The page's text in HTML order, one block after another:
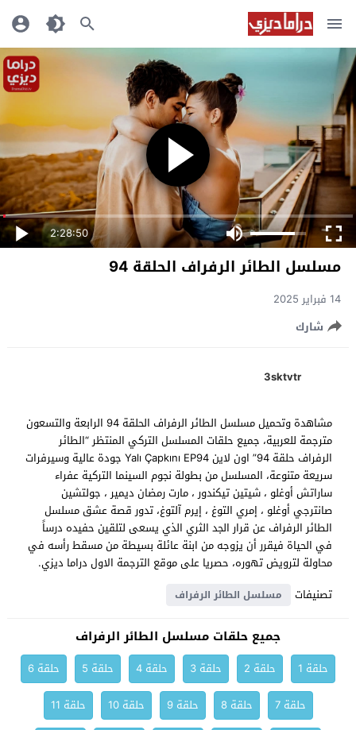
2:28:50
مسلسل الطائر الرفراف الحلقة 94
14 فبراير 2025
شارك
3sktvtr
مشاهدة وتحميل مسلسل الطائر الرفراف الحلقة 94 الرابعة والتسعون
مترجمة للعربية، جميع حلقات المسلسل التركي المنتظر “الطائر
الرفراف حلقة 94” اون لاين Yalı Çapkını EP94 جودة عالية وسيرفرات
سريعة متنوعة، المسلسل من بطولة نجوم السينما التركية عفراء
ساراتش أوغلو ، شيتين تيكندور ، مارت رمضان ديمير ، جولتشين
صانترجي أوغلو ، إمري التوغ ، إيرم آلتوغ، تدور قصة عشق مسلسل
الطائر الرفراف عن قرار الجد الثري الذي يسعى لتلقين حفيده درساً
في الحياة فيقرر أن يزوجه من ابنة عائلة بسيطة من مسقط رأسه في
محاولة لترويض تهوره، حصريا على موقع الترجمة الاول دراما ديزي.
تصنيفات
مسلسل الطائر الرفراف
جميع حلقات مسلسل الطائر الرفراف
حلقة 1 حلقة 2 حلقة 3 حلقة 4 حلقة 5
حلقة 6
حلقة 7
حلقة 8 حلقة 9 حلقة 10
حلقة 11